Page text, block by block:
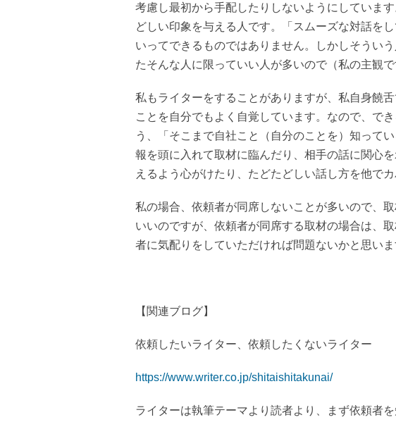
考慮し最初から手配したりしないようにしていま
どしい印象を与える人です。「スムーズな対話を
いってできるものではありません。しかしそうい
たそんな人に限っていい人が多いので（私の主観
私もライターをすることがありますが、私自身饒
ことを自分でもよく自覚しています。なので、で
う、「そこまで自社こと（自分のことを）知って
報を頭に入れて取材に臨んだり、相手の話に関心
えるよう心がけたり、たどたどしい話し方を他で
私の場合、依頼者が同席しないことが多いので、
いいのですが、依頼者が同席する取材の場合は、
者に気配りをしていただければ問題ないかと思いま
【関連ブログ】
依頼したいライター、依頼したくないライター
https://www.writer.co.jp/shitaishitakunai/
ライターは執筆テーマより読者より、まず依頼者